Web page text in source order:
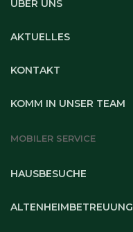
ÜBER UNS
AKTUELLES
KONTAKT
KOMM IN UNSER TEAM
MOBILER SERVICE
HAUSBESUCHE
ALTENHEIMBETREUUNG